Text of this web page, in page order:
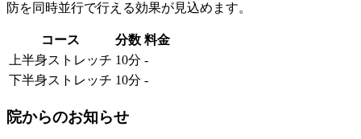
防を同時並行で行える効果が見込めます。
コース 分数 料金
上半身ストレッチ 10分 -
下半身ストレッチ 10分 -
院からのお知らせ